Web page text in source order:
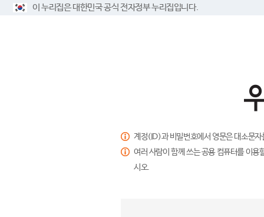
이 누리집은 대한민국 공식 전자정부 누리집입니다.
계정(ID)과 비밀번호에서 영문은 대소문
여러 사람이 함께 쓰는 공용 컴퓨터를 이
시오.